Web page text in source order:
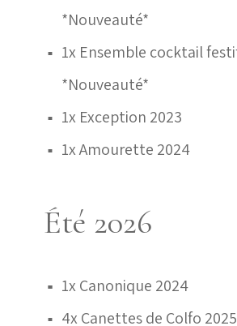
*Nouveauté*
■
1x Ensemble cocktail
*Nouveauté*
■ 1x Exception 2023
■ 1x Amourette 2024
Été 2026
■
■ 1x Canonique 2024
■ 4x Canettes de Colfo 2025